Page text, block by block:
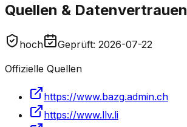
Quellen & Datenvertrauen
hoch Geprüft: 2026-07-22
Offizielle Quellen
https://www.bazg.admin.ch
https://www.llv.li